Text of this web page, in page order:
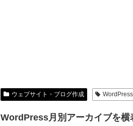
ウェブサイト・ブログ作成 WordPress
WordPress月別アーカイブを横